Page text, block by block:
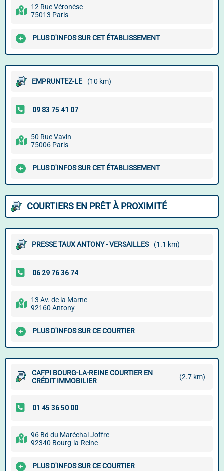
12 Rue Véronèse
75013 Paris
PLUS D'INFOS SUR CET ÉTABLISSEMENT
EMPRUNTEZ-LE (10 km)
50 Rue Vavin
75006 Paris
PLUS D'INFOS SUR CET ÉTABLISSEMENT
COURTIERS EN PRÊT À PROXIMITÉ
PRESSE TAUX ANTONY - VERSAILLES (1.1 km)
13 Av. de la Marne
92160 Antony
PLUS D'INFOS SUR CE COURTIER
CAFPI BOURG-LA-REINE COURTIER EN
CRÉDIT IMMOBILIER
(2.7 km)
96 Bd du Maréchal Joffre
92340 Bourg-la-Reine
PLUS D'INFOS SUR CE COURTIER